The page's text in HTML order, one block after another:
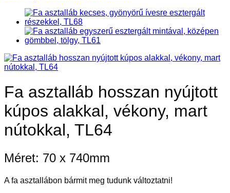
Fa asztalláb hosszan nyújtott
kúpos alakkal, vékony, mart
nútokkal, TL64
Méret: 70 x 740mm
A fa asztallábon bármit meg tudunk változtatni!